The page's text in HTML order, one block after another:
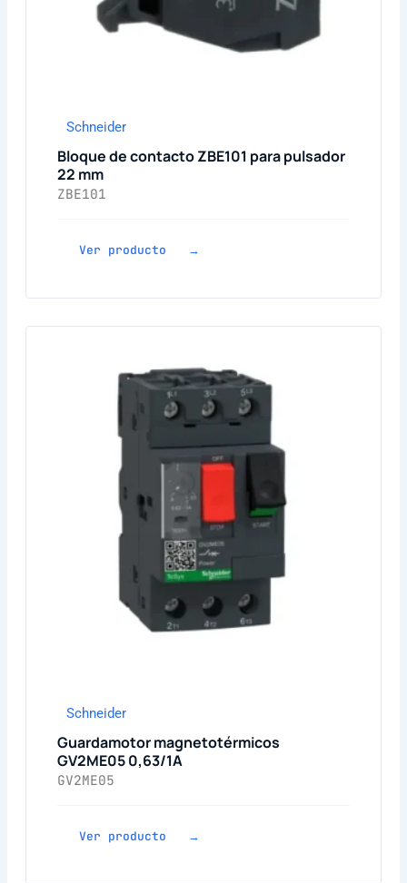
Schneider
Bloque de contacto ZBE101 para pulsador
22 mm
ZBE101
Ver producto →
Schneider
Guardamotor magnetotérmicos
GV2ME05 0,63/1A
GV2ME05
Ver producto →